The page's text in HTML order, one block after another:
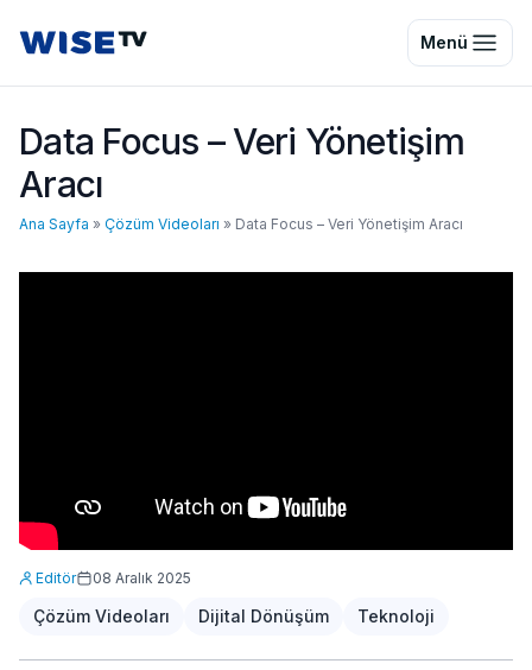
Wise TV Menü
Data Focus – Veri Yönetişim
Aracı
Ana Sayfa » Çözüm Videoları » Data Focus – Veri Yönetişim Aracı
Editör 08 Aralık 2025
Çözüm Videoları Dijital Dönüşüm Teknoloji